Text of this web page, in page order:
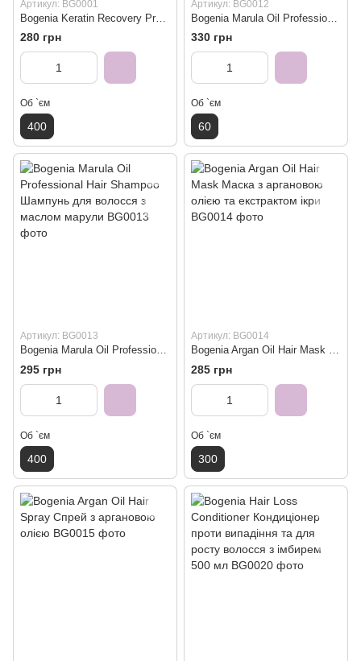
Артикул: BG0001
280 грн
Об `єм
400
Артикул: BG0012
330 грн
Об `єм
60
Артикул: BG0013
Bogenia Marula Oil Professional Hair Shampoo Шампунь для волосся з маслом марули
295 грн
Об `єм
400
Артикул: BG0014
Bogenia Argan Oil Hair Mask Маска з аргановою олією та екстрактом ікри
285 грн
Об `єм
300